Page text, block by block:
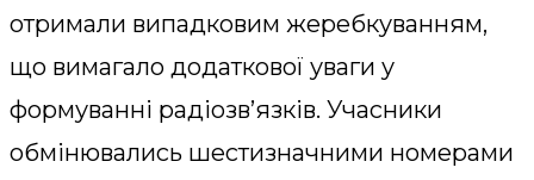
отримали випадковим жеребкуванням,
що вимагало додаткової уваги у
формуванні радіозв’язків. Учасники
обмінювались шестизначними номерами